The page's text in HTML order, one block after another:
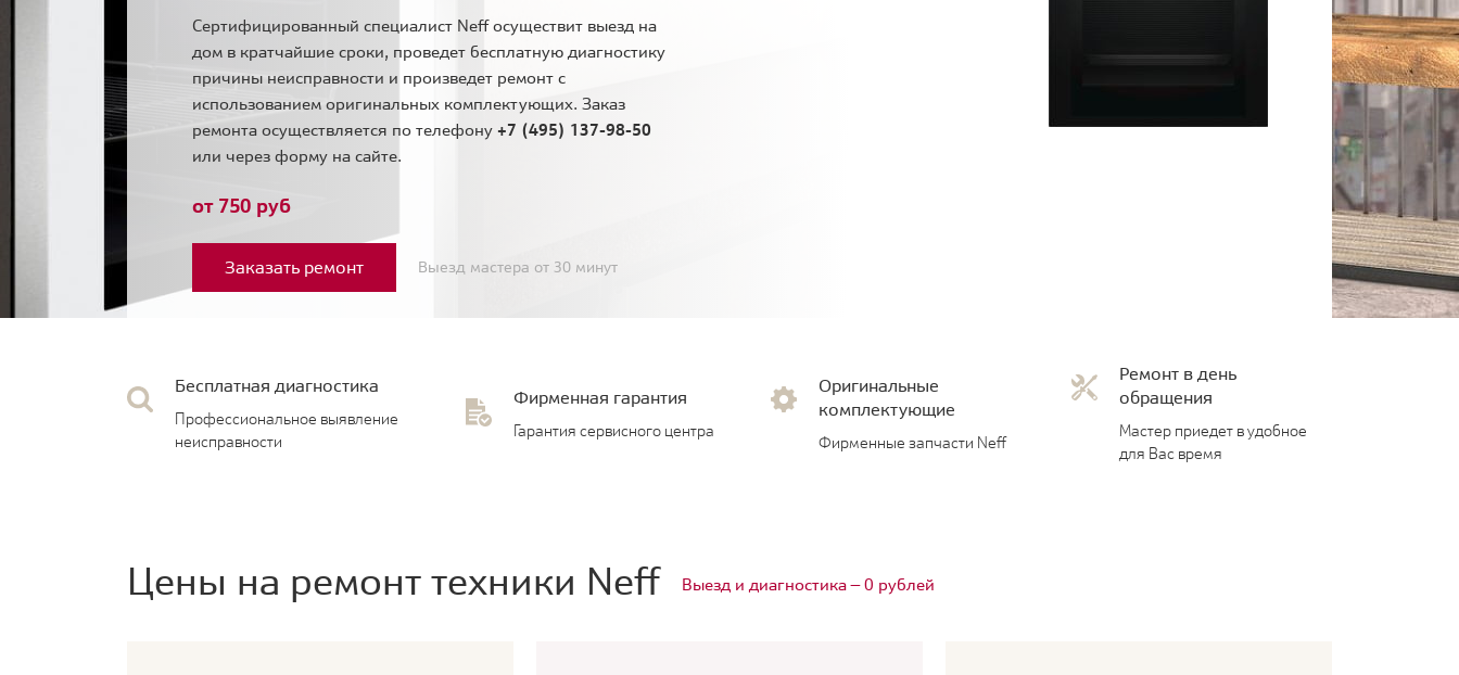
Сертифицированный специалист Neff осуществит выезд на
дом в кратчайшие сроки, проведет бесплатную диагностику
причины неисправности и произведет ремонт с
использованием оригинальных комплектующих. Заказ
ремонта осуществляется по телефону +7 (495) 137-98-50
или через форму на сайте.
от 750 руб
Заказать ремонт Выезд мастера от 30 минут
Бесплатная диагностика
Профессиональное выявление
неисправности
Фирменная гарантия
Гарантия сервисного центра
Оригинальные
комплектующие
Фирменные запчасти Neff
Ремонт в день
обращения
Мастер приедет в удобное
для Вас время
Цены на ремонт техники Neff Выезд и диагностика — 0 рублей